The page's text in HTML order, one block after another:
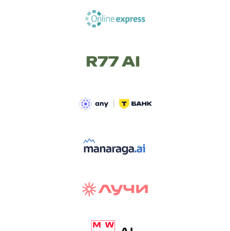
к построению бизнеса и созданию технологий под
ТРЕК «AI-NATIVE»
И БИТВА АГЕНТОВ